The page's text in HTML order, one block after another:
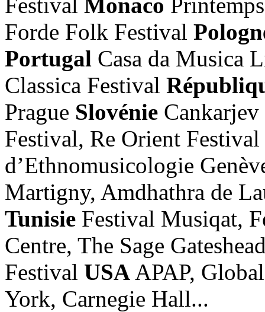
Forde Folk Festival
Portugal Casa da Musica
Classica Festival
Prague Slovénie
Festival, Re Orient
d’Ethnomusicologie
Martigny, Amdhathra de
Tunisie Festival Musiqat,
Centre, The Sage
Festival USA APAP,
York, Carnegie Hall...